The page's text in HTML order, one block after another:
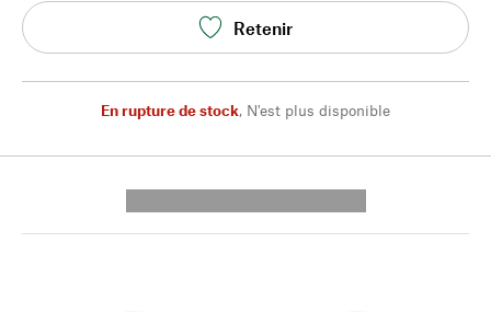
Retenir
En rupture de stock, N'est plus disponible